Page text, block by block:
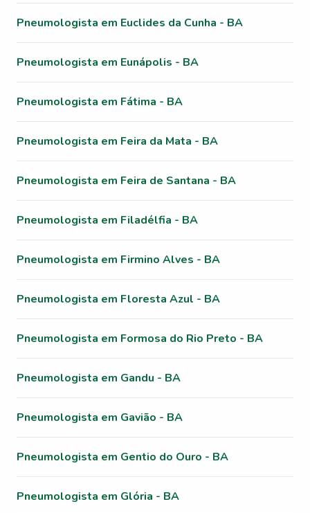
Pneumologista em Euclides da Cunha - BA
Pneumologista em Eunápolis - BA
Pneumologista em Fátima - BA
Pneumologista em Feira da Mata - BA
Pneumologista em Feira de Santana - BA
Pneumologista em Filadélfia - BA
Pneumologista em Firmino Alves - BA
Pneumologista em Floresta Azul - BA
Pneumologista em Formosa do Rio Preto - BA
Pneumologista em Gandu - BA
Pneumologista em Gavião - BA
Pneumologista em Gentio do Ouro - BA
Pneumologista em Glória - BA